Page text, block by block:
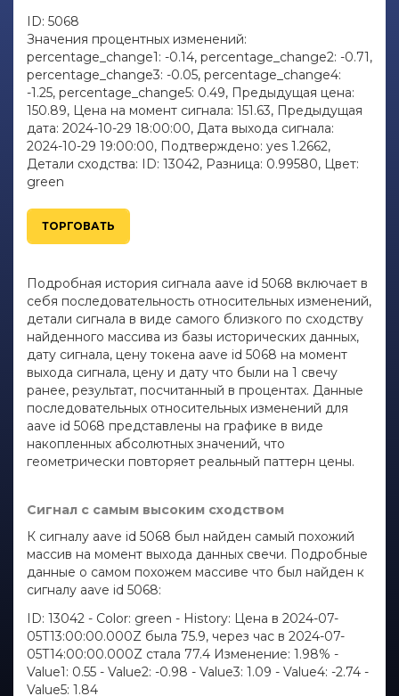
ID: 5068
Значения процентных изменений:
percentage_change1: -0.14, percentage_change2: -0.71,
percentage_change3: -0.05, percentage_change4:
-1.25, percentage_change5: 0.49, Предыдущая цена:
150.89, Цена на момент сигнала: 151.63, Предыдущая
дата: 2024-10-29 18:00:00, Дата выхода сигнала:
2024-10-29 19:00:00, Подтверждено: yes 1.2662,
Детали сходства: ID: 13042, Разница: 0.99580, Цвет:
green
ТОРГОВАТЬ
Подробная история сигнала aave id 5068 включает в
себя последовательность относительных изменений,
детали сигнала в виде самого близкого по сходству
найденного массива из базы исторических данных,
дату сигнала, цену токена aave id 5068 на момент
выхода сигнала, цену и дату что были на 1 свечу
ранее, результат, посчитанный в процентах. Данные
последовательных относительных изменений для
aave id 5068 представлены на графике в виде
накопленных абсолютных значений, что
геометрически повторяет реальный паттерн цены.
Сигнал с самым высоким сходством
К сигналу aave id 5068 был найден самый похожий
массив на момент выхода данных свечи. Подробные
данные о самом похожем массиве что был найден к
сигналу aave id 5068:
ID: 13042 - Color: green - History: Цена в 2024-07-
05T13:00:00.000Z была 75.9, через час в 2024-07-
05T14:00:00.000Z стала 77.4 Изменение: 1.98% -
Value1: 0.55 - Value2: -0.98 - Value3: 1.09 - Value4: -2.74 -
Value5: 1.84